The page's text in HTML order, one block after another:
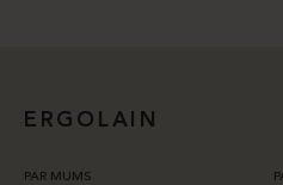
ERGOLAIN
PAR MUMS